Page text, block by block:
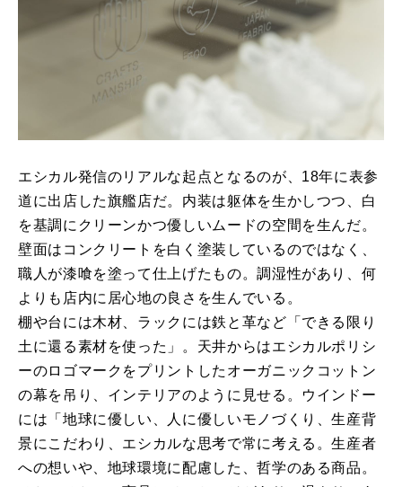
エシカル発信のリアルな起点となるのが、18年に表参
道に出店した旗艦店だ。内装は躯体を生かしつつ、白
を基調にクリーンかつ優しいムードの空間を生んだ。
壁面はコンクリートを白く塗装しているのではなく、
職人が漆喰を塗って仕上げたもの。調湿性があり、何
よりも店内に居心地の良さを生んでいる。
棚や台には木材、ラックには鉄と革など「できる限り
土に還る素材を使った」。天井からはエシカルポリシ
ーのロゴマークをプリントしたオーガニックコットン
の幕を吊り、インテリアのように見せる。ウインドー
には「地球に優しい、人に優しいモノづくり、生産背
景にこだわり、エシカルな思考で常に考える。生産者
への想いや、地球環境に配慮した、哲学のある商品。